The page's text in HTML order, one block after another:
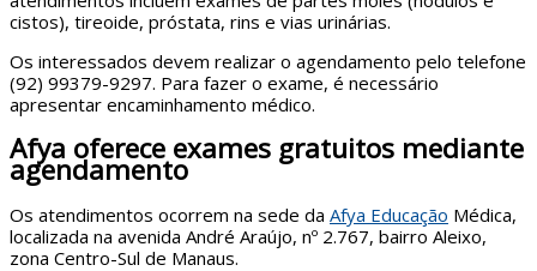
cistos), tireoide, próstata, rins e vias urinárias.
Os interessados devem realizar o agendamento pelo telefone
(92) 99379-9297. Para fazer o exame, é necessário
apresentar encaminhamento médico.
Afya oferece exames gratuitos mediante
agendamento
Os atendimentos ocorrem na sede da Afya Educação Médica,
localizada na avenida André Araújo, nº 2.767, bairro Aleixo,
zona Centro-Sul de Manaus.